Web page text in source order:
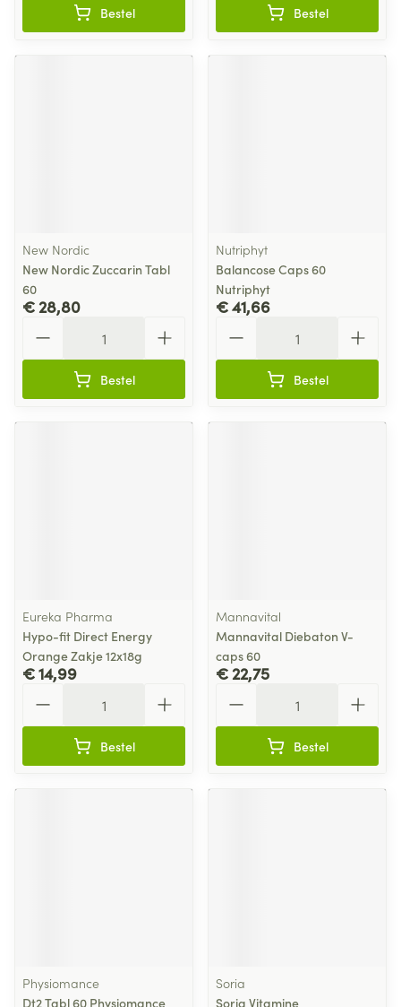
Bestel Bestel
New Nordic
New Nordic Zuccarin Tabl
60
€ 28,80
Bestel
Nutriphyt
Balancose Caps 60
Nutriphyt
€ 41,66
Bestel
Eureka Pharma
Hypo-fit Direct Energy
Orange Zakje 12x18g
€ 14,99
Bestel
Mannavital
Mannavital Diebaton V-
caps 60
€ 22,75
Bestel
Physiomance
Dt2 Tabl 60 Physiomance
Soria
Soria Vitamine